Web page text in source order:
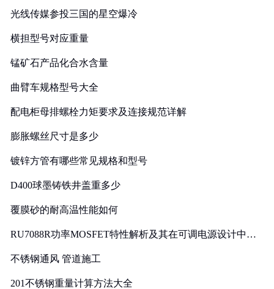
光线传媒参投三国的星空爆冷
横担型号对应重量
锰矿石产品化合水含量
曲臂车规格型号大全
配电柜母排螺栓力矩要求及连接规范详解
膨胀螺丝尺寸是多少
镀锌方管有哪些常见规格和型号
D400球墨铸铁井盖重多少
覆膜砂的耐高温性能如何
RU7088R功率MOSFET特性解析及其在可调电源设计中的
不锈钢通风 管道施工
201不锈钢重量计算方法大全